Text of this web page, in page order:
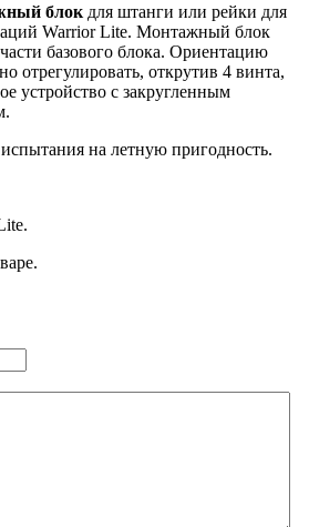
блок для штанги или рейки для
Warrior Lite. Монтажный блок
базового блока. Ориентацию
отрегулировать, открутив 4 винта,
устройство с закругленным
на летную пригодность.